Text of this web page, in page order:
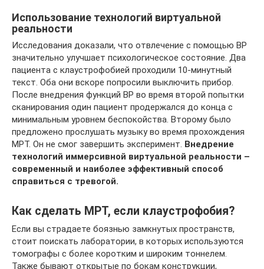
Использование технологий виртуальной
реальности
Исследования доказали, что отвлечение с помощью ВР
значительно улучшает психологическое состояние. Два
пациента с клаустрофобией проходили 10-минутный
текст. Оба они вскоре попросили выключить прибор.
После внедрения функций ВР во время второй попытки
сканирования один пациент продержался до конца с
минимальным уровнем беспокойства. Второму было
предложено прослушать музыку во время прохождения
МРТ. Он не смог завершить эксперимент. Внедрение
технологий иммерсивной виртуальной реальности –
современный и наиболее эффективный способ
справиться с тревогой.
Как сделать МРТ, если клаустрофобия?
Если вы страдаете боязнью замкнутых пространств,
стоит поискать лаборатории, в которых используются
томографы с более коротким и широким тоннелем.
Также бывают открытые по бокам конструкции,